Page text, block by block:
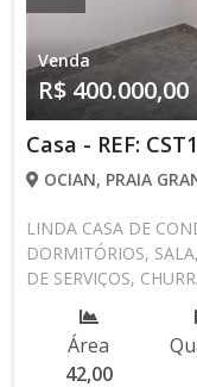
Venda
R$ 400.000,00
Casa - REF:
OCIAN, PRAIA
LINDA CASA DE
DORMITÓRIOS,
DE SERVIÇOS,
AGENDE UMA
2433 CRECISP:
Área
42,00